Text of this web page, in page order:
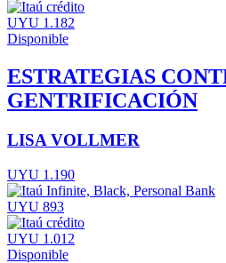
UYU 1.182
Disponible
ESTRATEGIAS
GENTRIFICACIÓN
LISA VOLLMER
UYU 1.190
UYU 893
UYU 1.012
Disponible